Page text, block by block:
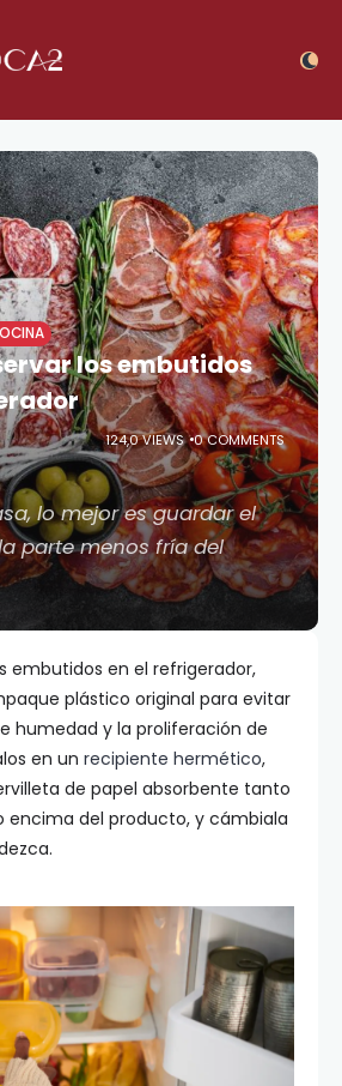
los embutidos
124,0 VIEWS 0 COMMENTS
lo mejor es guardar el
parte menos fría del
embutidos en el refrigerador,
plástico original para evitar
humedad y la proliferación de
en un recipiente hermético,
de papel absorbente tanto
encima del producto, y cámbiala